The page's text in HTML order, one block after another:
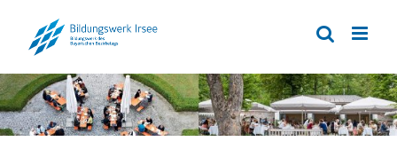
Inhalt
springen